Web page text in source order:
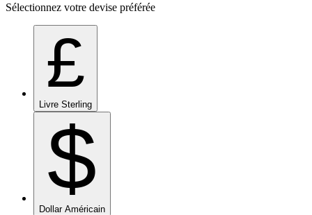
Sélectionnez votre devise préférée
£
Livre Sterling
$
Dollar Américain